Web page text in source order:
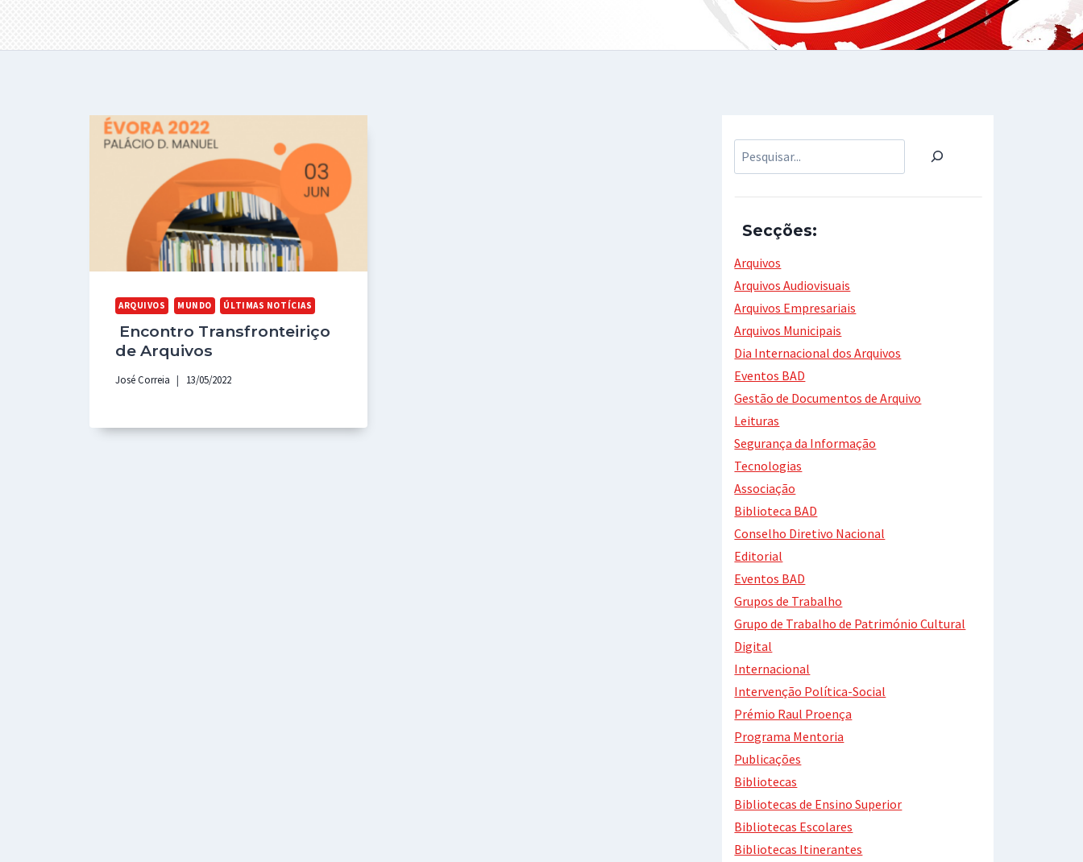
ARQUIVOS MUNDO ÚLTIMAS NOTÍCIAS
Encontro Transfronteiriço
de Arquivos
José Correia 13/05/2022
Pesquisar
Secções:
Arquivos
Arquivos Audiovisuais
Arquivos Empresariais
Arquivos Municipais
Dia Internacional dos Arquivos
Eventos BAD
Gestão de Documentos de Arquivo
Leituras
Segurança da Informação
Tecnologias
Associação
Biblioteca BAD
Conselho Diretivo Nacional
Editorial
Eventos BAD
Grupos de Trabalho
Grupo de Trabalho de Património Cultural
Digital
Internacional
Intervenção Política-Social
Prémio Raul Proença
Programa Mentoria
Publicações
Bibliotecas
Bibliotecas de Ensino Superior
Bibliotecas Escolares
Bibliotecas Itinerantes